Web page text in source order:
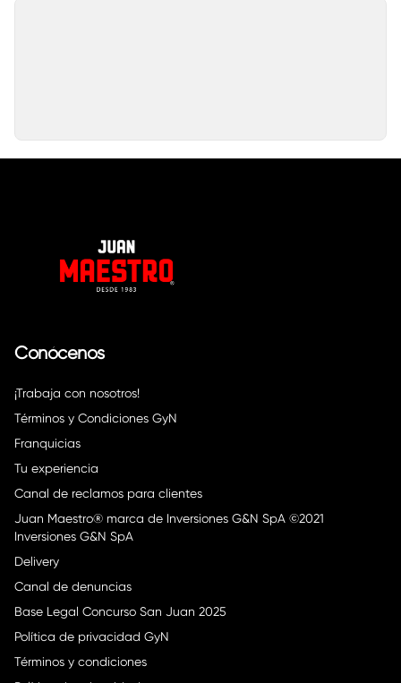
Conócenos
¡Trabaja con nosotros!
Términos y Condiciones GyN
Franquicias
Tu experiencia
Canal de reclamos para clientes
Juan Maestro® marca de Inversiones G&N SpA ©2021
Inversiones G&N SpA
Delivery
Canal de denuncias
Base Legal Concurso San Juan 2025
Política de privacidad GyN
Términos y condiciones